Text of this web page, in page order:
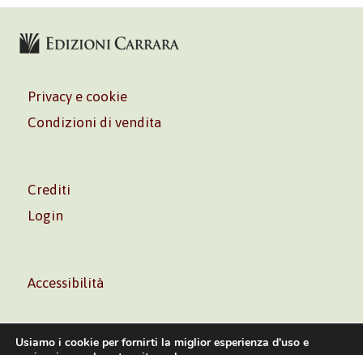
Privacy e cookie
Condizioni di vendita
Crediti
Login
Accessibilità
Usiamo i cookie per fornirti la miglior esperienza d'uso e